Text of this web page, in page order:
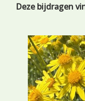
Deze bijdragen